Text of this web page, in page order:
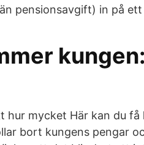
pensionsavgift) in på
hur mycket Här kan du
bort kungens pengar